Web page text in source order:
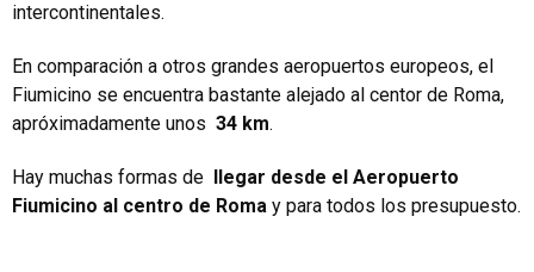
intercontinentales.
En comparación a otros grandes aeropuertos europeos, el
Fiumicino se encuentra bastante alejado al centor de Roma,
apróximadamente unos 34 km.
Hay muchas formas de llegar desde el Aeropuerto
Fiumicino al centro de Roma y para todos los presupuesto.